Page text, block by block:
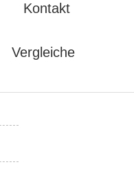
Kontakt
Vergleiche